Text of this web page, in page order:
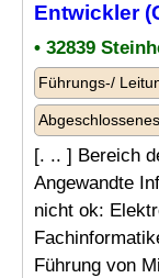
Entwickler
• 32839
Führungs-/
[. .. ] Bereich
Angewandte
nicht ok:
Führung von